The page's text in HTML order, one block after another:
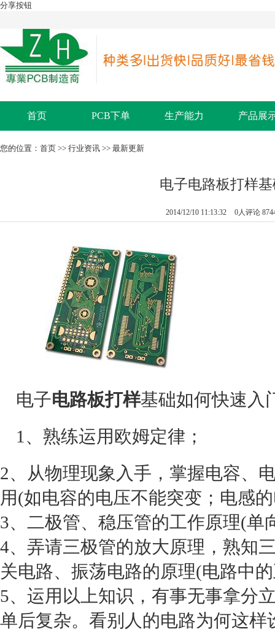
分享按钮
首页 PCB下单 生产能力 产品展
您的位置： 首页 >> 行业资讯 >> 最新更新
电子电路板打样
2014/12/10 11:13:32 0人评论
电子电路板打样基础如何快速入
1、熟练运用欧姆定律；
2、从物理现象入手，掌握电容、
用(如电容的电压不能突变；电感
3、二极管、稳压管的工作原理(单
4、弄请三极管的放大原理，熟知
关电路、振荡电路的原理(电路中
5、运用以上知识，有事无事拿分
单后复杂。看别人的电路为何这